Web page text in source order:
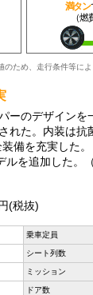
満タン
（
ため、走行条件等に
ーのデザインを
れた。内装は抗
備を充実した
を追加した。
(税抜)
乗車定員
シート列数
ミッション
ドア数